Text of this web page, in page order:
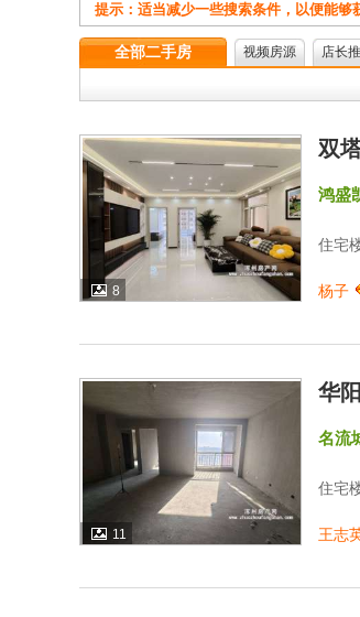
提示：适当减少一些搜索条件，以便能够
全部二手房 视频房源 店长
8
双
鸿盛
住宅
杨子
11
华
名流
住宅
王志